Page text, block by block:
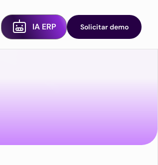
IA ERP Solicitar demo